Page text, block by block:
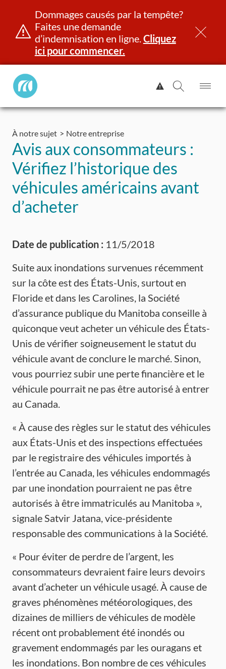
Aller
contenu
Dommages causés par la tempête?
Faites une demande
d’indemnisation en ligne.Cliquez
ici pour commencer.
Manitoba
Public
Afficher
l'alerte.
la
le
À notre sujet Notre entreprise
Avis aux consommateurs :
Vérifiez l’historique des
véhicules américains avant
d’acheter
Date de publication : 11/5/2018
Suite aux inondations survenues récemment
sur la côte est des États-Unis, surtout en
Floride et dans les Carolines, la Société
d’assurance publique du Manitoba conseille à
quiconque veut acheter un véhicule des États-
Unis de vérifier soigneusement le statut du
véhicule avant de conclure le marché. Sinon,
vous pourriez subir une perte financière et le
véhicule pourrait ne pas être autorisé à entrer
au Canada.
« À cause des règles sur le statut des véhicules
aux États-Unis et des inspections effectuées
par le registraire des véhicules importés à
l’entrée au Canada, les véhicules endommagés
par une inondation pourraient ne pas être
autorisés à être immatriculés au Manitoba »,
signale Satvir Jatana, vice-présidente
responsable des communications à la Société.
« Pour éviter de perdre de l’argent, les
consommateurs devraient faire leurs devoirs
avant d’acheter un véhicule usagé. À cause de
graves phénomènes météorologiques, des
dizaines de milliers de véhicules de modèle
récent ont probablement été inondés ou
gravement endommagés par les ouragans et
les inondations. Bon nombre de ces véhicules